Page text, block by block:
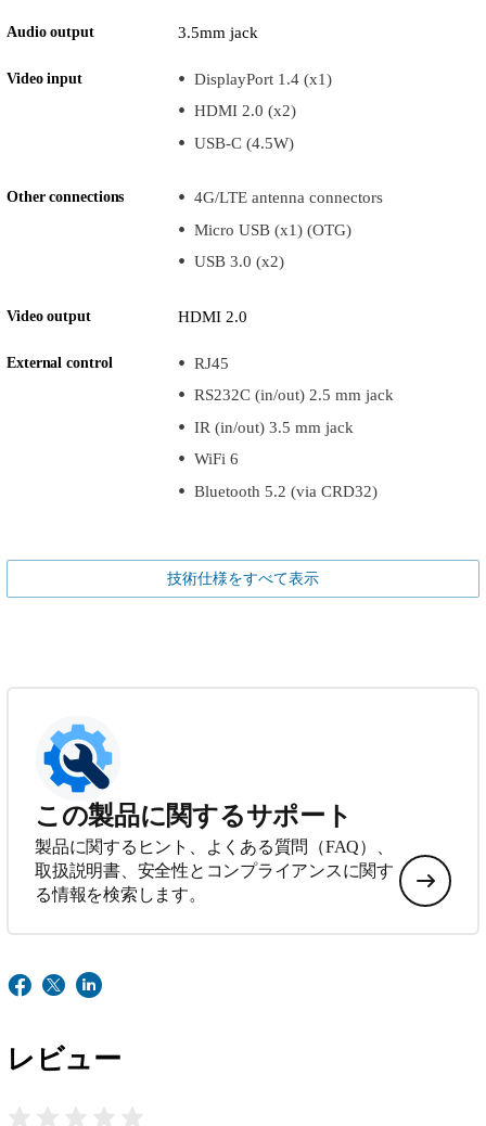
Audio output 3.5mm jack
Video input
DisplayPort 1.4 (x1)
HDMI 2.0 (x2)
USB-C (4.5W)
Other connections
4G/LTE antenna connectors
Micro USB (x1) (OTG)
USB 3.0 (x2)
Video output HDMI 2.0
External control
RJ45
RS232C (in/out) 2.5 mm jack
IR (in/out) 3.5 mm jack
WiFi 6
Bluetooth 5.2 (via CRD32)
技術仕様をすべて表示
この製品に関するサポート
製品に関するヒント、よくある質問（FAQ）、
取扱説明書、安全性とコンプライアンスに関す
る情報を検索します。
レビュー